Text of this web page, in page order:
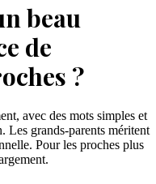
beau
de
?
avec des mots simples et
Les grands-parents méritent
Pour les proches plus